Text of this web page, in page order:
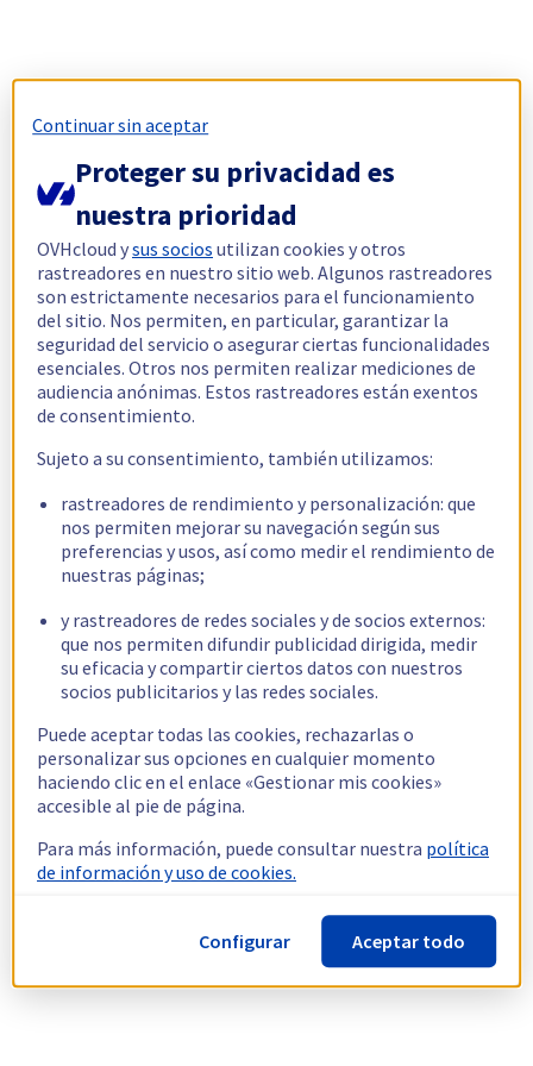
Continuar sin aceptar
Proteger su privacidad es
nuestra prioridad
OVHcloud ysus socios utilizan cookies y otros
rastreadores en nuestro sitio web. Algunos rastreadores
son estrictamente necesarios para el funcionamiento
del sitio. Nos permiten, en particular, garantizar la
seguridad del servicio o asegurar ciertas funcionalidades
esenciales. Otros nos permiten realizar mediciones de
audiencia anónimas. Estos rastreadores están exentos
de consentimiento.
Sujeto a su consentimiento, también utilizamos:
rastreadores de rendimiento y personalización: que
nos permiten mejorar su navegación según sus
preferencias y usos, así como medir el rendimiento de
nuestras páginas;
y rastreadores de redes sociales y de socios externos:
que nos permiten difundir publicidad dirigida, medir
su eficacia y compartir ciertos datos con nuestros
socios publicitarios y las redes sociales.
Puede aceptar todas las cookies, rechazarlas o
personalizar sus opciones en cualquier momento
haciendo clic en el enlace «Gestionar mis cookies»
accesible al pie de página.
Para más información, puede consultar nuestra política
de información y uso de cookies.
Configurar Aceptar todo